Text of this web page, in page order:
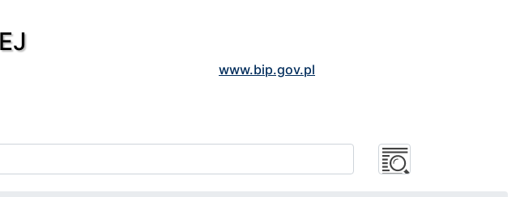
www.bip.gov.pl